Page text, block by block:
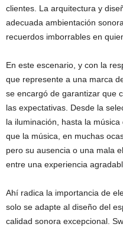
clientes. La arquitectura y
adecuada ambientación
recuerdos imborrables en
En este escenario, y con la
que represente a una marca
se encargó de garantizar que
las expectativas. Desde la
la iluminación, hasta la
que la música, en muchas
pero su ausencia o una mala
entre una experiencia
Ahí radica la importancia de
solo se adapte al diseño del
calidad sonora excepcional.